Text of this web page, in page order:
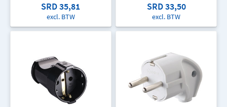
SRD 35,81
excl. BTW
SRD 33,50
excl. BTW